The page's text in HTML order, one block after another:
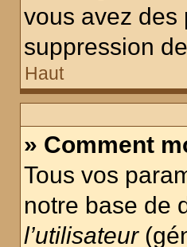
vous avez des
suppression
Haut
» Comment
Tous vos
notre base de
l’utilisateur